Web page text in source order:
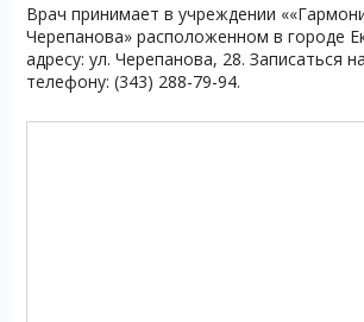
Врач принимает в учреждении
Черепанова» расположенном в городе
адресу: ул. Черепанова, 28. Записаться
телефону: (343) 288-79-94.